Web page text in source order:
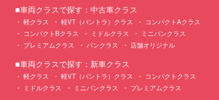
■車両クラスで探す：中古車クラス
軽クラス 軽VT（バントラ）クラス
コンパクトAクラス
コンパクトBクラス
ミドルクラス
ミニバンクラス
プレミアムクラス
バンクラス 店舗オリジナル
■車両クラスで探す：新車クラス
軽クラス 軽VT（バントラ）クラス
コンパクトクラス
ミドルクラス
ミニバンクラス プレミアムクラス